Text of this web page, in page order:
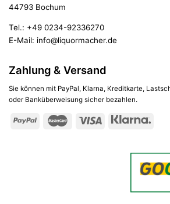
44793 Bochum
Tel.: +49 0234-92336270
E-Mail: info@liquormacher.de
Zahlung & Versand
Sie können mit PayPal, Klarna, Kreditkarte,
oder Banküberweisung sicher bezahlen.